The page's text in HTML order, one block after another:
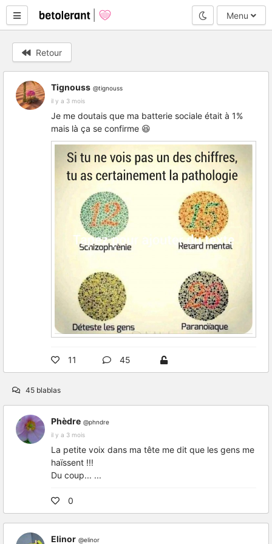
Mode nuit
Menu
Retour
Tignouss @tignouss
il y a 3 mois
Je me doutais que ma batterie sociale était à 1%
mais là ça se confirme 😆
11 45
45 blablas
Phèdre @phndre
il y a 3 mois
La petite voix dans ma tête me dit que les gens me
haïssent !!!
Du coup... ...
0
Elinor @elinor